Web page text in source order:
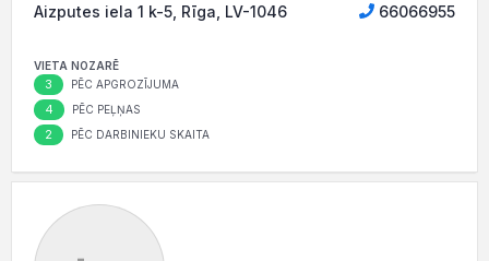
Aizputes iela 1 k-5, Rīga, LV-1046 66066955
VIETA NOZARĒ
3 PĒC APGROZĪJUMA
4 PĒC PEĻŅAS
2 PĒC DARBINIEKU SKAITA